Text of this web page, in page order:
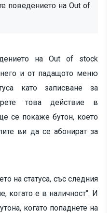
поведението на Out of
на Out of stock
него и от падащото меню
като записване за
това действие в
се покаже бутон, което
ви да се абонират за
на статуса, със следния
когато е в наличност". И
когато попаднете на